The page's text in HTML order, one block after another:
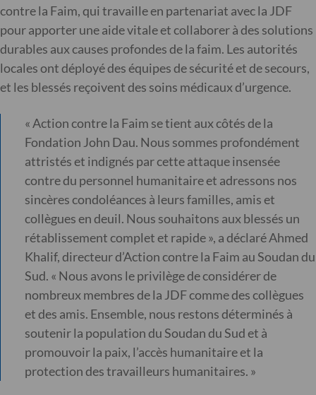
contre la Faim, qui travaille en partenariat avec la JDF
pour apporter une aide vitale et collaborer à des solutions
durables aux causes profondes de la faim. Les autorités
locales ont déployé des équipes de sécurité et de secours,
et les blessés reçoivent des soins médicaux d’urgence.
« Action contre la Faim se tient aux côtés de la
Fondation John Dau. Nous sommes profondément
attristés et indignés par cette attaque insensée
contre du personnel humanitaire et adressons nos
sincères condoléances à leurs familles, amis et
collègues en deuil. Nous souhaitons aux blessés un
rétablissement complet et rapide », a déclaré Ahmed
Khalif, directeur d’Action contre la Faim au Soudan du
Sud. « Nous avons le privilège de considérer de
nombreux membres de la JDF comme des collègues
et des amis. Ensemble, nous restons déterminés à
soutenir la population du Soudan du Sud et à
promouvoir la paix, l’accès humanitaire et la
protection des travailleurs humanitaires. »